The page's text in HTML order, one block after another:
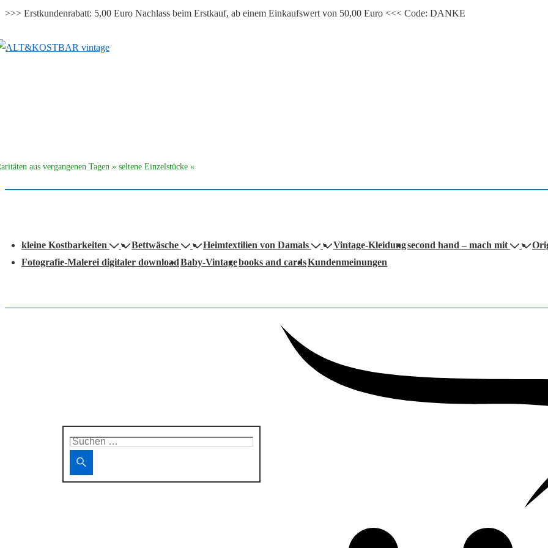
>>> Erstkundenrabatt: 5,00 Euro Nachlass beim Erstkauf, ab einem Einkaufswert von 50,00 Euro <<< Code: DANKE
Zum
aus vergangenen Tagen » seltene Einzelstücke «
kleine Kostbarkeiten
Bettwäsche Heimtextilien von Damals Vintage-Kleidungsecond hand – mach mit
Fotografie-Malerei digitaler downloadBaby-Vintagebooks and cardsKundenmeinungen
nach: